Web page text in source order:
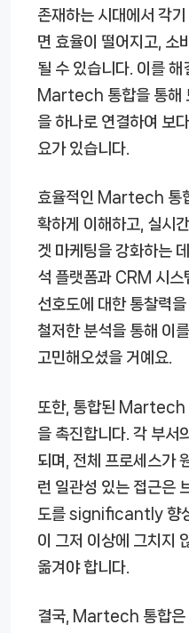
존재하는 시대에서 각
면 효율이 떨어지고, 소
될 수 있습니다. 이를
Martech 통합을 통해
을 하나로 연결하여 보
요가 있습니다.
효율적인 Martech 통
확하게 이해하고, 실시
겟 마케팅을 강화하는
석 플랫폼과 CRM 시스
선호도에 대한 통찰력
철저한 분석을 통해 이
고민해오셨을 거예요.
또한, 통합된 Martech
을 촉진합니다. 각 부서
되며, 전체 프로세스가
런 일관성 있는 접근은
도를 significantly 향
이 그저 이상에 그치지
옮겨야 합니다.
결국, Martech 통합은